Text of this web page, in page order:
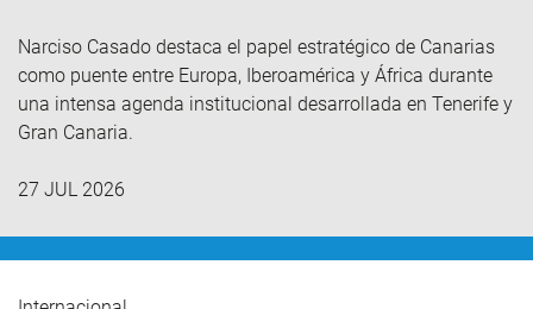
Narciso Casado destaca el papel estratégico de Canarias
como puente entre Europa, Iberoamérica y África durante
una intensa agenda institucional desarrollada en Tenerife y
Gran Canaria.
27 JUL 2026